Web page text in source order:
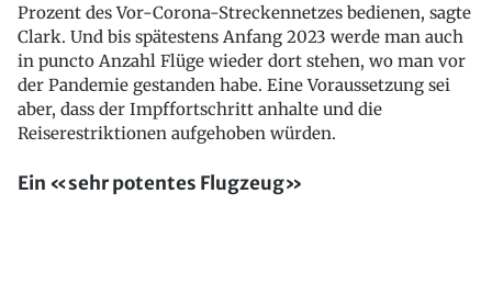
Prozent des Vor-Corona-Streckennetzes bedienen, sagte
Clark. Und bis spätestens Anfang 2023 werde man auch
in puncto Anzahl Flüge wieder dort stehen, wo man vor
der Pandemie gestanden habe. Eine Voraussetzung sei
aber, dass der Impffortschritt anhalte und die
Reiserestriktionen aufgehoben würden.
Ein «sehr potentes Flugzeug»